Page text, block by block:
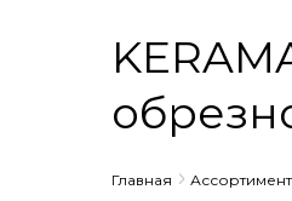
Главная